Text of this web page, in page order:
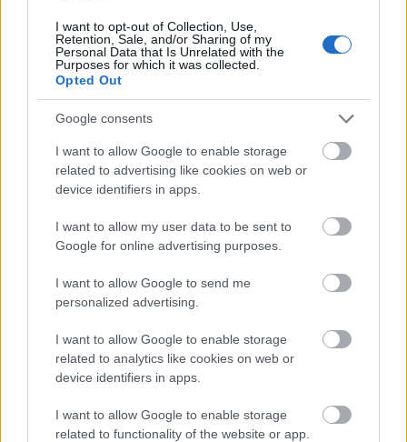
I want to opt-out of Collection, Use,
Retention, Sale, and/or Sharing of my
Personal Data that Is Unrelated with the
Purposes for which it was collected.
Opted Out
Google consents
I want to allow Google to enable storage
related to advertising like cookies on web or
device identifiers in apps.
I want to allow my user data to be sent to
Google for online advertising purposes.
I want to allow Google to send me
personalized advertising.
I want to allow Google to enable storage
related to analytics like cookies on web or
device identifiers in apps.
I want to allow Google to enable storage
related to functionality of the website or app.
esperar de ellos en Comunio? Ahí
va un análisis de estos nuevos
fichajes del Elche.
Roberto López (Real Sociedad, centrocampista,
2.490.000, 20 puntos)
Dos goles en dos partidos disputados. Los números del
canterano txuri-urdin en este inicio de temporada son
tremendos y es un jugador que está dando una alta
310.000 euros. No va a ser un titular habitual, pero en la
jornada de entre semana puede serlo y probablemente suba
su valor en los próximos días. Buen fichaje para obtener
dinero a corto plazo con una compraventa.
Gonzalo Melero (Levante, centrocampista, 1.210.000,
12 puntos)